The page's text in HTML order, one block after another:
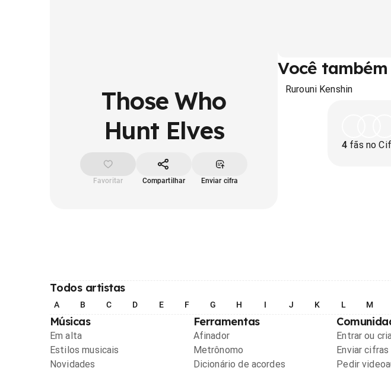
Those Who
Hunt Elves
Favoritar Compartilhar Enviar cifra
Você
Rurouni Kenshin
4 fãs no
Todos artistas
A B C D E F G H I J K L M
Músicas
Em alta
Estilos musicais
Novidades
Ferramentas
Afinador
Metrônomo
Dicionário de acordes
Entrar ou
Enviar cifras
Pedir